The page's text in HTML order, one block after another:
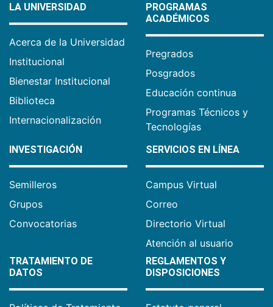
LA UNIVERSIDAD
Acerca de la Universidad
Institucional
Bienestar Institucional
Biblioteca
Internacionalización
PROGRAMAS
ACADÉMICOS
Pregrados
Posgrados
Educación continua
Programas Técnicos y
Tecnologías
INVESTIGACIÓN
Semilleros
Grupos
Convocatorias
SERVICIOS EN LÍNEA
Campus Virtual
Correo
Directorio Virtual
Atención al usuario
TRATAMIENTO DE
DATOS
REGLAMENTOS Y
DISPOSICIONES